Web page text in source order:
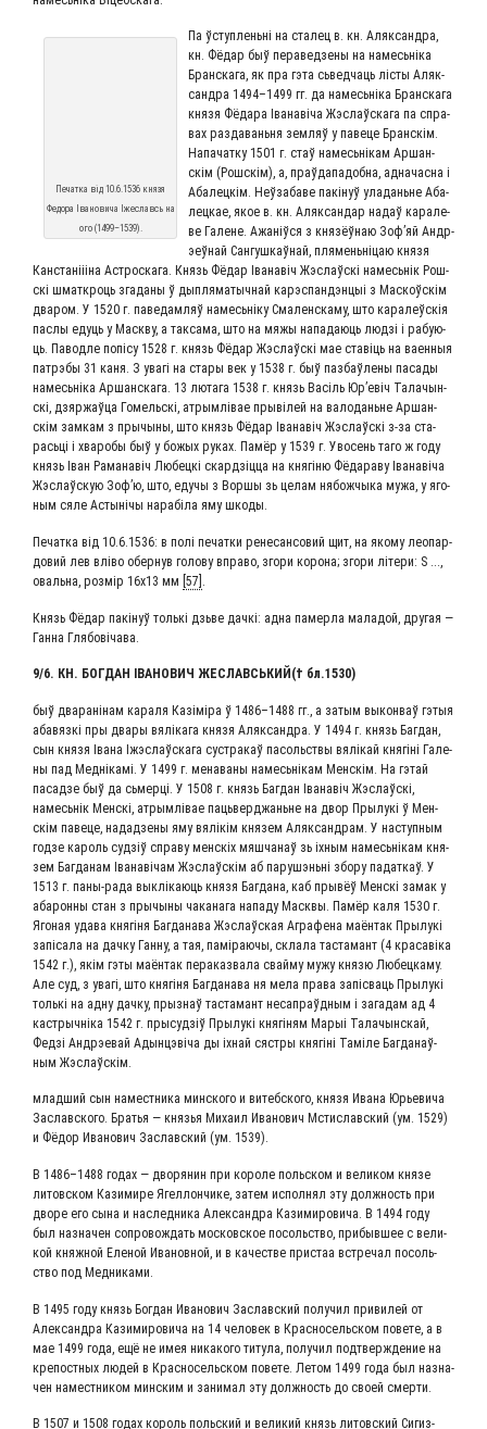
Печат­ка від 10.6.1536 кня­зя
Федо­ра Іва­но­ви­ча Іже­славсь на
ого (1499–1539).
Па ўступ­лень­ні на ста­лец в. кн. Аляк­сандра,
кн. Фёдар быў пера­вед­зе­ны на намесь­ніка
Бран­ска­га, як пра гэта сьвед­ча­ць лісты Аляк­
сандра 1494–1499 гг. да намесь­ніка Бран­ска­га
кня­зя Фёда­ра Іва­наві­ча Жэс­лаўска­га па спра­
вах раз­да­ва­нь­ня зем­ляў у паве­це Бран­скім.
Напа­чат­ку 1501 г. стаў намесь­ні­кам Аршан­
скім (Рош­скім), а, праў­да­па­доб­на, адна­час­на i
Аба­лец­кім. Неў­за­ба­ве пакі­нуў ула­да­ньне Аба­
лец­кае, якое в. кн. Аляк­сан­дар надаў кара­ле­
ве Галене. Ажаніў­ся з кня­зёў­наю Зоф’яй Андр­
эеў­най Сан­гуш­каў­най, пля­мень­ні­цаю кня­зя
Кан­станііі­на Аст­ро­ска­га. Князь Фёдар Іва­навіч Жэс­лаўскі намесь­нік Рош­
скі шмат­кро­ць зга­да­ны ў дып­ля­ма­тыч­най кар­эс­пан­д­эн­цыі з Мас­коўскім
два­ром. У 1520 г. паве­дам­ляў намесь­ніку Сма­ленска­му, што кара­леўскія
пас­лы еду­ць у Мас­к­ву, а так­са­ма, што на мяжы напа­да­ю­ць люд­зі i рабу­ю­
ць. Павод­ле попі­су 1528 г. князь Фёдар Жэс­лаўскі мае ставі­ць на ваен­ныя
патр­э­бы 31 каня. З ува­гі на ста­ры век у 1538 г. быў паз­баў­ле­ны паса­ды
намесь­ніка Аршан­ска­га. 13 люта­га 1538 г. князь Васіль Юр’евіч Тала­чын­
скі, дзяр­жаў­ца Гомель­скі, атрым­лі­вае пры­вілей на вало­да­ньне Аршан­
скім зам­кам з пры­чы­ны, што князь Фёдар Іва­навіч Жэс­лаўскі з‑за ста­
рась­ці i хва­ро­бы быў у божых руках. Памёр у 1539 г. Уво­сень таго ж году
князь Іван Рама­навіч Любец­кі скард­зіц­ца на кня­гі­ню Фёда­ра­ву Іва­наві­ча
Жэс­лаўскую Зоф’ю, што, едучы з Вор­шы зь целам нябож­чы­ка мужа, у яго­
ным сяле Асты­нічы нара­бі­ла яму шкоды.
Печат­ка від 10.6.1536: в полі печат­ки рене­сан­со­вий щит, на яко­му лео­пар­
до­вий лев вліво обер­нув голо­ву впра­во, зго­ри коро­на; зго­ри літе­ри: S ...,
оваль­на, роз­мір 16х13 мм [57] .
Князь Фёдар пакі­нуў толь­кі дзь­ве дач­кі: адна памер­ла мала­дой, дру­гая —
Ган­на Глябовічава.
9/6. КН. БОГ­ДАН ІВА­НО­ВИЧ ЖЕСЛАВСЬ­КИЙ(† бл.1530)
быў два­рані­нам кара­ля Казі­мі­ра ў 1486–1488 гг., а затым выкон­ваў гэтыя
аба­вяз­кі пры два­ры вяліка­га кня­зя Аляк­сандра. У 1494 г. князь Баг­дан,
сын кня­зя Іва­на Іжэс­лаўска­га сустра­каў пасоль­ст­вы вялі­кай кня­гіні Гале­
ны пад Мед­ні­ка­мі. У 1499 г. мена­ва­ны намесь­ні­кам Мен­скім. На гэтай
пасад­зе быў да сьмер­ці. У 1508 г. князь Баг­дан Іва­навіч Жэс­лаўскі,
намесь­нік Мен­скі, атрым­лі­вае пацьвер­джа­ньне на двор Пры­лукі ў Мен­
скім паве­це, надад­зе­ны яму вялікім кня­зем Аляк­сандрам. У наступ­ным
год­зе кароль суд­зіў спра­ву мен­скіх мяш­ча­наў зь іхным намесь­ні­кам кня­
зем Баг­да­нам Іва­наві­чам Жэс­лаўскім аб пару­ш­э­нь­ні збо­ру падат­каў. У
1513 г. паны-рада выклі­ка­ю­ць кня­зя Баг­да­на, каб пры­вёў Мен­скі замак у
аба­рон­ны стан з пры­чы­ны чака­на­га напа­ду Мас­к­вы. Памёр каля 1530 г.
Яго­ная уда­ва кня­гі­ня Баг­да­на­ва Жэс­лаўская Агра­фе­на маён­так Пры­лукі
запі­са­ла на дач­ку Ган­ну, а тая, памі­ра­ю­чы, скла­ла таста­мант (4 кра­савіка
1542 г.), якім гэты маён­так пера­каз­ва­ла свай­му мужу кня­зю Любец­ка­му.
Але суд, з ува­гі, што кня­гі­ня Баг­да­на­ва ня мела пра­ва запі­с­ва­ць Пры­лукі
толь­кі на адну дач­ку, прызнаў таста­мант неса­праўд­ным i зага­дам ад 4
каст­рыч­ніка 1542 г. пры­суд­зіў Пры­лукі кня­гі­ням Марыі Тала­чын­с­кай,
Фед­зі Андр­эе­вай Адын­ц­э­ві­ча ды іхнай сяст­ры кня­гіні Тамі­ле Баг­да­наў­
ным Жэслаўскім.
млад­ший сын намест­ни­ка мин­ско­го и витеб­ско­го, кня­зя Ива­на Юрье­ви­ча
Заслав­ско­го. Бра­тья — кня­зья Миха­ил Ива­но­вич Мсти­слав­ский (ум. 1529)
и Фёдор Ива­но­вич Заслав­ский (ум. 1539).
В 1486–1488 годах — дво­ря­нин при коро­ле поль­ском и вели­ком кня­зе
литов­ском Кази­ми­ре Ягел­лон­чи­ке, затем испол­нял эту долж­ность при
дво­ре его сына и наслед­ни­ка Алек­сандра Кази­ми­ро­ви­ча. В 1494 году
был назна­чен сопро­вож­дать мос­ков­ское посоль­ство, при­быв­шее с вели­
кой княж­ной Еле­ной Ива­нов­ной, и в каче­стве при­стаа встре­чал посоль­
ство под Медниками.
В 1495 году князь Бог­дан Ива­но­вич Заслав­ский полу­чил при­ви­лей от
Алек­сандра Кази­ми­ро­ви­ча на 14 чело­век в Крас­но­сель­ском пове­те, а в
мае 1499 года, ещё не имея ника­ко­го титу­ла, полу­чил под­твер­жде­ние на
кре­пост­ных людей в Крас­но­сель­ском пове­те. Летом 1499 года был назна­
чен намест­ни­ком мин­ским и зани­мал эту долж­ность до сво­ей смерти.
В 1507 и 1508 годах король поль­ский и вели­кий князь литов­ский Сигиз­